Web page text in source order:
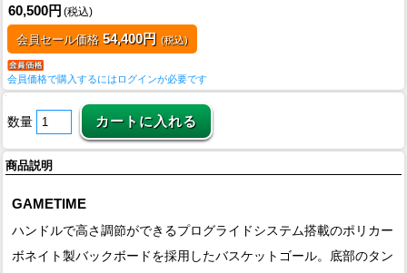
60,500円 (税込)
会員セール価格 54,400円 (税込)
会員価格で購入するにはログインが必要です
数量
商品説明
GAMETIME
ハンドルで高さ調節ができるプログライドシステム搭載のポリカー
ボネイト製バックボードを採用したバスケットゴール。底部のタン